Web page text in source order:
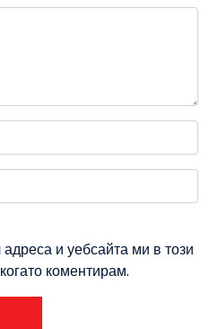
и уебсайта ми в този
коментирам.